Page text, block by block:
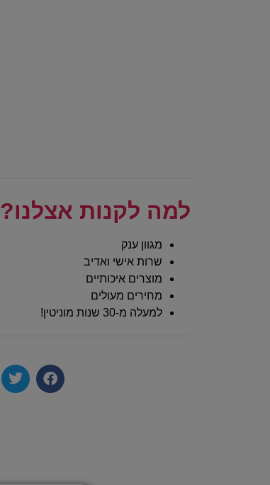
למה לקנות אצלנו?
מגוון ענק
שרות אישי ואדיב
מוצרים איכותיים
מחירים מעולים
למעלה מ-30 שנות מוניטין!